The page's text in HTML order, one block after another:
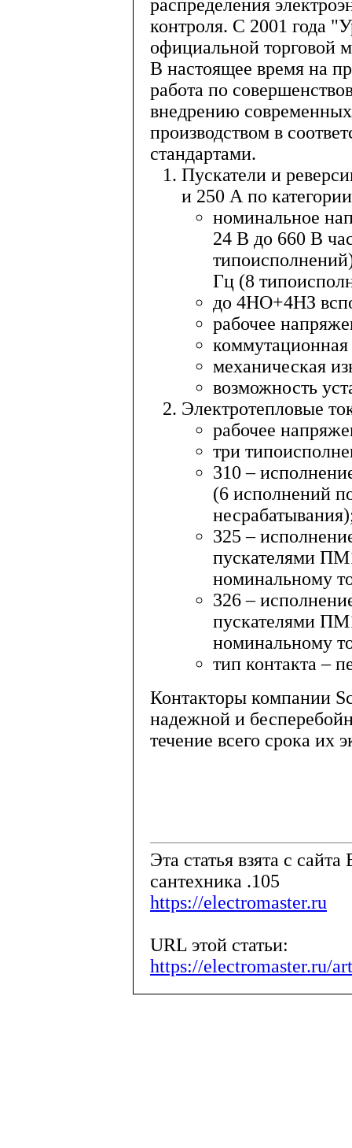
распределения
контроля. С 2001 года
официальной торговой
В настоящее время на
работа по
внедрению
производством в
стандартами.
Пускатели и
и 250 А по
номинальное
24 В до 660 В
Гц (8
до 4НО+4НЗ
рабочее
механическая
возможность
Электротепловые
рабочее
три
310 –
(6 исполнений
325 –
пускателями
номинальному
326 –
пускателями
номинальному
тип контакта –
Контакторы компании
надежной и
течение всего срока их
Эта статья взята с
сантехника .105
https://electromaster.ru
URL этой статьи:
https://electromaster.ru/